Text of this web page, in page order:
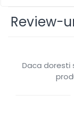
Review-
Daca doresti